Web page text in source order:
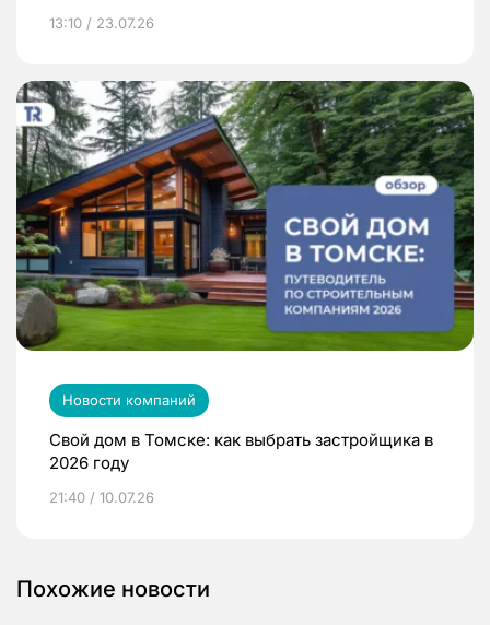
13:10 / 23.07.26
Новости компаний
Свой дом в Томске: как выбрать застройщика в
2026 году
21:40 / 10.07.26
Похожие новости